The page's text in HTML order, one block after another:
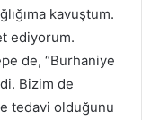
kavuştum.
ediyorum.
de, “Burhaniye
Bizim de
tedavi olduğunu